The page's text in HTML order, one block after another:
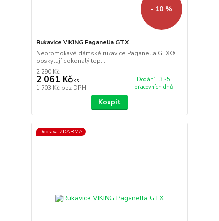
- 10 %
Rukavice VIKING Paganella GTX
Nepromokavé dámské rukavice Paganella GTX®
poskytují dokonalý tep...
2 290 Kč
2 061 Kč/ks
1 703 Kč bez DPH
Dodání : 3 -5
pracovních dnů
Koupit
Doprava ZDARMA